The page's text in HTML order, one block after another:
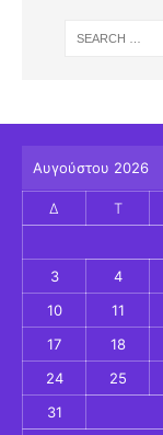
Αυγούστου 2026
Δ Τ
3
4
10
11
17
18
24
25
31